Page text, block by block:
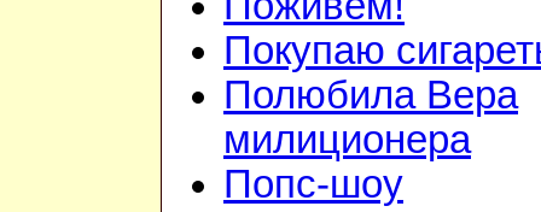
Покупаю
Полюбила Вера
милиционера
Попс-шоу